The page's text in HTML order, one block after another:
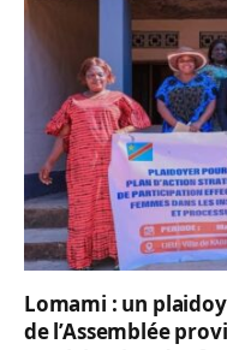
Lomami : un
de l’Assemblée